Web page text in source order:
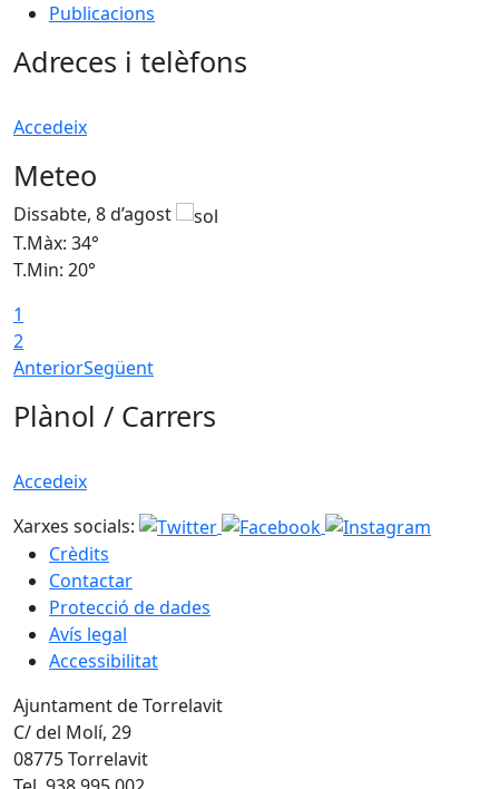
Publicacions
Adreces i telèfons
Accedeix
Meteo
Dissabte, 8 d’agost
T.Màx: 34°
T.Min: 20°
1
2
AnteriorSegüent
Plànol / Carrers
Accedeix
Xarxes socials:
Crèdits
Contactar
Protecció de dades
Avís legal
Accessibilitat
Ajuntament de Torrelavit
C/ del Molí, 29
08775 Torrelavit